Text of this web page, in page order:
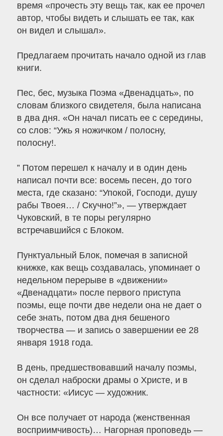
время «прочесть эту вещь так, как ее прочел
автор, чтобы видеть и слышать ее так, как
он видел и слышал».
Предлагаем прочитать начало одной из глав
книги.
Пес, бес, музыка Поэма «Двенадцать», по
словам близкого свидетеля, была написана
в два дня. «Он начал писать ее с середины,
со слов: “Ужь я ножичком / полосну,
полосну!.
” Потом перешел к началу и в один день
написал почти все: восемь песен, до того
места, где сказано: “Упокой, Господи, душу
рабы Твоея… / Скучно!”», — утверждает
Чуковский, в те поры регулярно
встречавшийся с Блоком.
Пунктуальный Блок, помечая в записной
книжке, как вещь создавалась, упоминает о
недельном перерыве в «движении»
«Двенадцати» после первого приступа
поэмы, еще почти две недели она не дает о
себе знать, потом два дня бешеного
творчества — и запись о завершении ее 28
января 1918 года.
В день, предшествовавший началу поэмы,
он сделал наброски драмы о Христе, и в
частности: «Иисус — художник.
Он все получает от народа (женственная
восприимчивость)… Нагорная проповедь —